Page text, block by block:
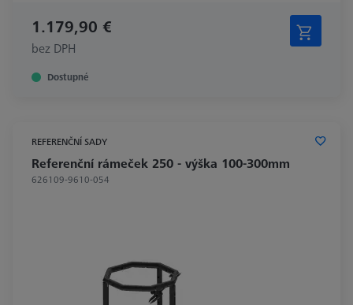
1.179,90 €
bez DPH
Dostupné
REFERENČNÍ SADY
Referenční rámeček 250 - výška 100-300mm
626109-9610-054